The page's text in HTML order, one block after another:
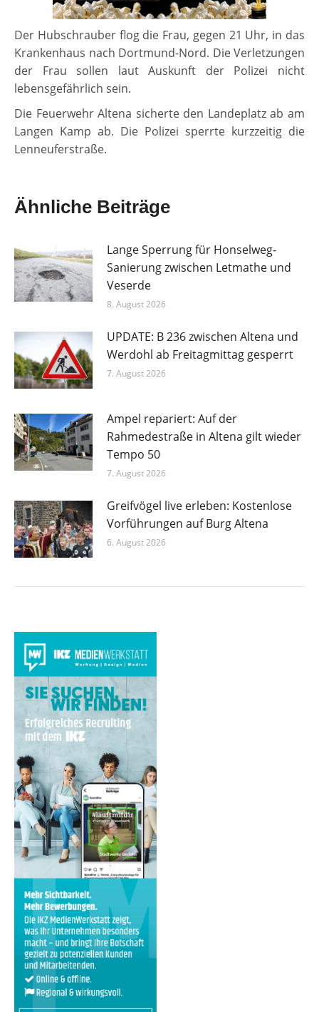
Der Hubschrauber flog die Frau, gegen 21 Uhr, in das
Krankenhaus nach Dortmund-Nord. Die Verletzungen
der Frau sollen laut Auskunft der Polizei nicht
lebensgefährlich sein.
Die Feuerwehr Altena sicherte den Landeplatz ab am
Langen Kamp ab. Die Polizei sperrte kurzzeitig die
Lenneuferstraße.
Ähnliche Beiträge
Lange Sperrung für Honselweg-
Sanierung zwischen Letmathe und
Veserde
8. August 2026
UPDATE: B 236 zwischen Altena und
Werdohl ab Freitagmittag gesperrt
7. August 2026
Ampel repariert: Auf der
Rahmedestraße in Altena gilt wieder
Tempo 50
7. August 2026
Greifvögel live erleben: Kostenlose
Vorführungen auf Burg Altena
6. August 2026